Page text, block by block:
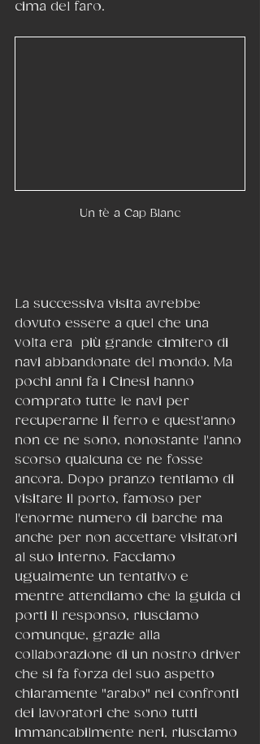
cima del faro.
Un tè a Cap Blanc
La successiva visita avrebbe
dovuto essere a quel che una
volta era  più grande cimitero di
navi abbandonate del mondo. Ma
pochi anni fa i Cinesi hanno
comprato tutte le navi per
recuperarne il ferro e quest'anno
non ce ne sono, nonostante l'anno
scorso qualcuna ce ne fosse
ancora. Dopo pranzo tentiamo di
visitare il porto, famoso per
l'enorme numero di barche ma
anche per non accettare visitatori
al suo interno. Facciamo
ugualmente un tentativo e
mentre attendiamo che la guida ci
porti il responso, riusciamo
comunque, grazie alla
collaborazione di un nostro driver
che si fa forza del suo aspetto
chiaramente "arabo" nei confronti
dei lavoratori che sono tutti
immancabilmente neri, riusciamo